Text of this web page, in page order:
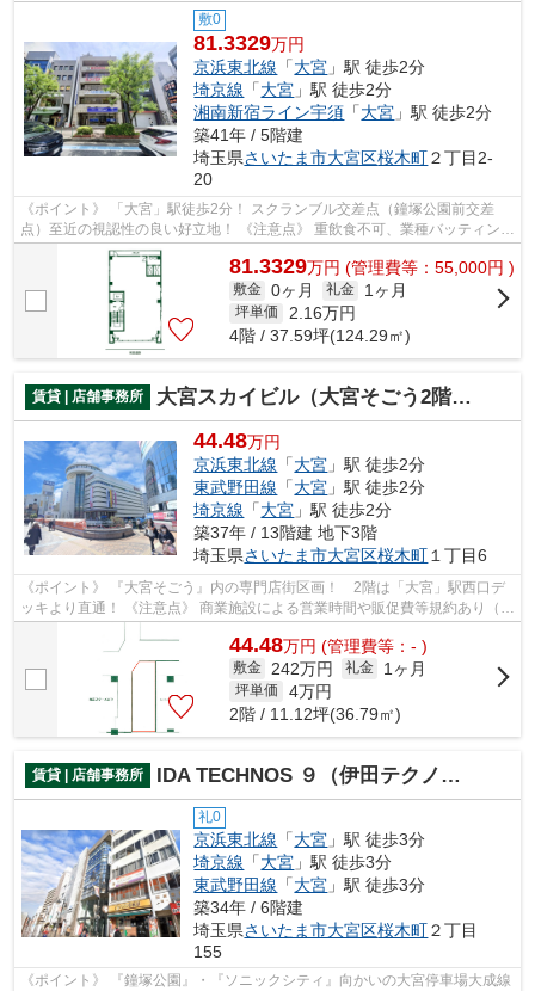
敷0
81.3329万円
京浜東北線 「大宮 」駅 徒歩2分
埼京線 「大宮 」駅 徒歩2分
湘南新宿ライン宇須 「大宮 」駅 徒歩2分
築41年 / 5階建
埼玉県さいたま市大宮区桜木町２丁目2-
20
《ポイント》 「大宮」駅徒歩2分！ スクランブル交差点（鐘塚公園前交差
点）至近の視認性の良い好立地！ 《注意点》 重飲食不可、業種バッティング
81.3329万円 (管理費等：55,000円 )
敷金 0ヶ月 礼金 1ヶ月
坪単価 2.16万円
4階 / 37.59坪(124.29㎡)
賃貸 | 店舗事務所 大宮スカイビル（大宮そごう2階専門店街）
44.48万円
京浜東北線 「大宮 」駅 徒歩2分
東武野田線 「大宮 」駅 徒歩2分
埼京線 「大宮 」駅 徒歩2分
築37年 / 13階建 地下3階
埼玉県さいたま市大宮区桜木町 １丁目6
《ポイント》 『大宮そごう』内の専門店街区画！ 2階は「大宮」駅西口デ
ッキより直通！ 《注意点》 商業施設による営業時間や販促費等規約あり（備
考参照）
44.48万円 (管理費等：- )
敷金 242万円 礼金 1ヶ月
坪単価 4万円
2階 / 11.12坪(36.79㎡)
賃貸 | 店舗事務所 IDA TECHNOS ９（伊田テクノス９）
礼0
京浜東北線 「大宮 」駅 徒歩3分
埼京線 「大宮 」駅 徒歩3分
東武野田線 「大宮 」駅 徒歩3分
築34年 / 6階建
埼玉県さいたま市大宮区桜木町２丁目
155
《ポイント》 『鐘塚公園』・『ソニックシティ』向かいの大宮停車場大成線